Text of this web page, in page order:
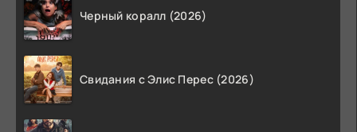
Черный коралл (2026)
Свидания с Элис Перес (2026)